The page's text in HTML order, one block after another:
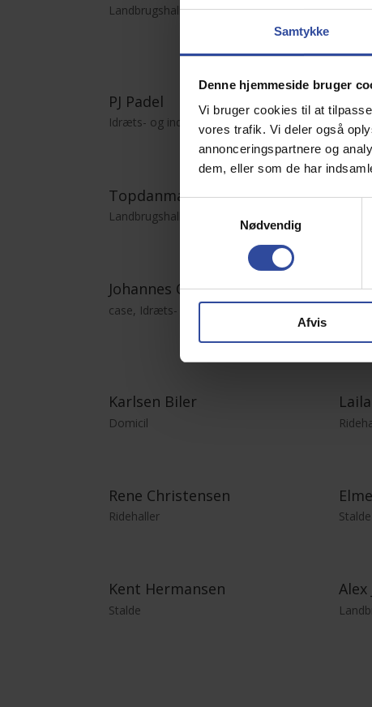
Samtykke
Denne hjemmeside bruger
Vi bruger cookies til at
vores trafik. Vi deler også
annonceringspartnere og
dem, eller som de har
Nødvendig
Afvis
Landbrugshaller & Maskinhuse
PJ Padel
Idræts- og industrihaller
Topdanmark / Poul Skydt
Landbrugshaller & Maskinhuse
Jan
Johannes Christensen
case, Idræts- og industrihaller
Karlsen Biler
Domicil
Rene Christensen
Ridehaller Stalde
Kent Hermansen
Stalde
Alex